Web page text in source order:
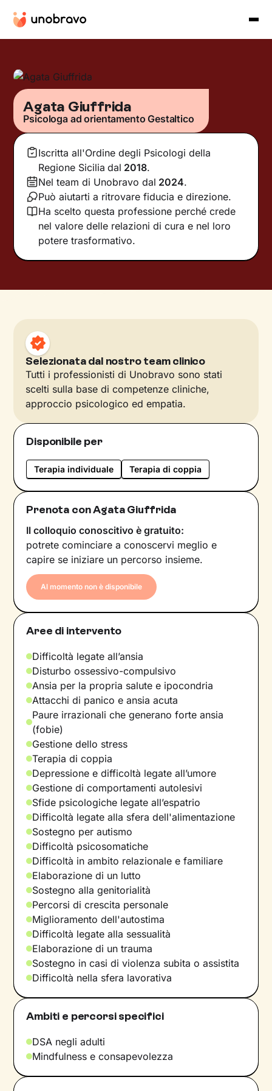
Agata Giuffrida
Psicologa ad orientamento Gestaltico
Iscritta all'Ordine degli Psicologi della
Regione Sicilia dal 2018.
Nel team di Unobravo dal 2024.
Può aiutarti a ritrovare fiducia e direzione.
Ha scelto questa professione perché crede
nel valore delle relazioni di cura e nel loro
potere trasformativo.
Selezionata dal nostro team clinico
Tutti i professionisti di Unobravo sono stati
scelti sulla base di competenze cliniche,
approccio psicologico ed empatia.
Disponibile per
Terapia individuale Terapia di coppia
Prenota con Agata Giuffrida
Il colloquio conoscitivo è gratuito:
potrete cominciare a conoscervi meglio e
capire se iniziare un percorso insieme.
Al momento non è disponibile
Aree di intervento
Difficoltà legate all’ansia
Disturbo ossessivo-compulsivo
Ansia per la propria salute e ipocondria
Attacchi di panico e ansia acuta
Paure irrazionali che generano forte ansia
(fobie)
Gestione dello stress
Terapia di coppia
Depressione e difficoltà legate all’umore
Gestione di comportamenti autolesivi
Sfide psicologiche legate all’espatrio
Difficoltà legate alla sfera dell'alimentazione
Sostegno per autismo
Difficoltà psicosomatiche
Difficoltà in ambito relazionale e familiare
Elaborazione di un lutto
Sostegno alla genitorialità
Percorsi di crescita personale
Miglioramento dell'autostima
Difficoltà legate alla sessualità
Elaborazione di un trauma
Sostegno in casi di violenza subita o assistita
Difficoltà nella sfera lavorativa
Ambiti e percorsi specifici
DSA negli adulti
Mindfulness e consapevolezza